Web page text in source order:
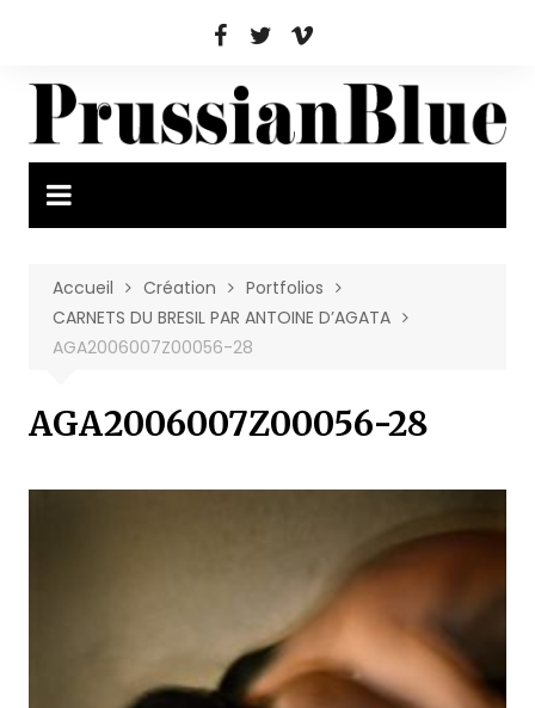
Accueil Création
Portfolios
CARNETS DU BRESIL PAR ANTOINE D’AGATA
AGA2006007Z00056-28
AGA2006007Z00056-28